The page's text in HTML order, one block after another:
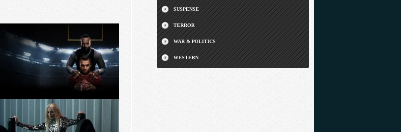
SUSPENSE
TERROR
WAR & POLITICS
WESTERN